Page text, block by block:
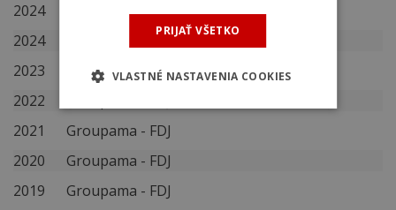
2024
Groupama - FDJ
2024
2023
Groupama - FDJ
2022
2021
Groupama - FDJ
2020
Groupama - FDJ
2019
Groupama - FDJ
PRIJAŤ VŠETKO
VLASTNÉ NASTAVENIA COOKIES